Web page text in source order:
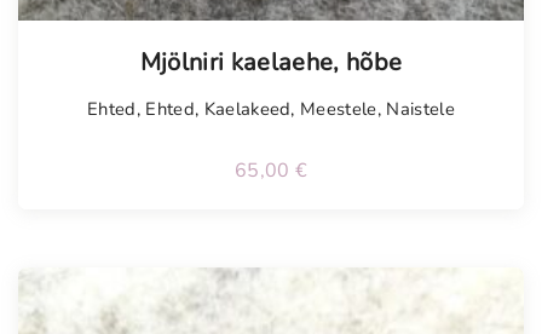
Mjölniri kaelaehe, hõbe
Ehted, Ehted, Kaelakeed, Meestele, Naistele
65,00 €